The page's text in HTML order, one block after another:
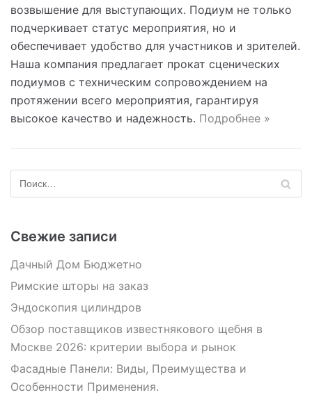
возвышение для выступающих. Подиум не только
подчеркивает статус мероприятия, но и
обеспечивает удобство для участников и зрителей.
Наша компания предлагает прокат сценических
подиумов с техническим сопровождением на
протяжении всего мероприятия, гарантируя
высокое качество и надежность. Подробнее »
Свежие записи
Дачный Дом Бюджетно
Римские шторы на заказ
Эндоскопия цилиндров
Обзор поставщиков известнякового щебня в
Москве 2026: критерии выбора и рынок
Фасадные Панели: Виды, Преимущества и
Особенности Применения.